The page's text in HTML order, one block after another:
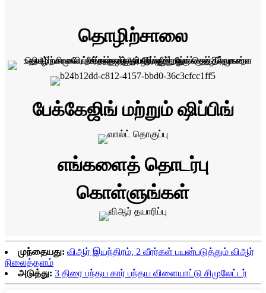
தொழிற்சாலை
பேக்கேஜிங் மற்றும் ஷிப்பிங்
எங்களைத் தொடர்பு
கொள்ளுங்கள்
முந்தையது: விஆர் இயந்திரம், 2 வீரர்கள் பயன்படுத்தும் விஆர்
நிலைத்தளம்
அடுத்து: 3 திரை பந்தய கார் பந்தய விளையாட்டு சிமுலேட்டர்